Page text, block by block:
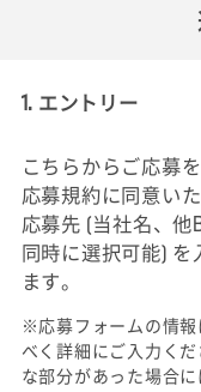
1. エントリー
こちらからご応募
応募規約に同意い
応募先 (当社名、他
同時に選択可能)
ます。
※応募フォームの情報
べく詳細にご入力く
な部分があった場合